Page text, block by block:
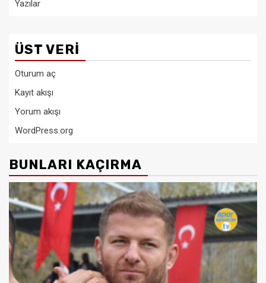
Yazılar
ÜST VERI
Oturum aç
Kayıt akışı
Yorum akışı
WordPress.org
BUNLARI KAÇIRMA